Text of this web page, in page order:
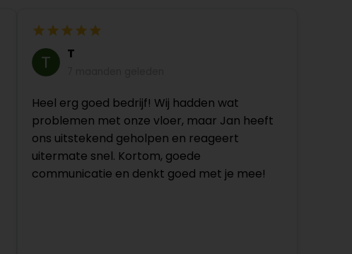
T
Heel erg goed bedrijf! Wij hadden wat
problemen met onze vloer, maar Jan heeft
ons uitstekend geholpen en reageert
uitermate snel. Kortom, goede
communicatie en denkt goed met je mee!